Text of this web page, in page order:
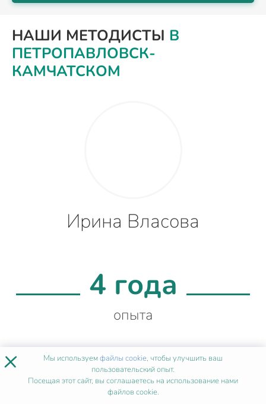
НАШИ МЕТОДИСТЫ В
ПЕТРОПАВЛОВСК-
КАМЧАТСКОМ
Ирина Власова
4 года
опыта
99%
× Мы используемфайлы cookie, чтобы улучшить ваш
пользовательский опыт.
Посещая этот сайт, вы соглашаетесь на использование нами
файлов cookie.